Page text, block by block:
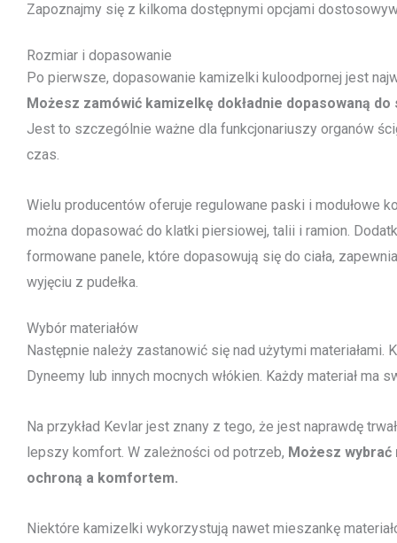
Zapoznajmy się z kilkoma dostępnymi opcjami
Rozmiar i dopasowanie
Po pierwsze, dopasowanie kamizelki kuloodpornej jest
Możesz zamówić kamizelkę dokładnie dopasowaną
Jest to szczególnie ważne dla funkcjonariuszy organów
czas.
Wielu producentów oferuje regulowane paski i modułowe
można dopasować do klatki piersiowej, talii i ramion.
formowane panele, które dopasowują się do ciała,
wyjęciu z pudełka.
Wybór materiałów
Następnie należy zastanowić się nad użytymi
Dyneemy lub innych mocnych włókien. Każdy materiał ma
Na przykład Kevlar jest znany z tego, że jest naprawdę
lepszy komfort. W zależności od potrzeb, Możesz wybrać
ochroną a komfortem.
Niektóre kamizelki wykorzystują nawet mieszankę